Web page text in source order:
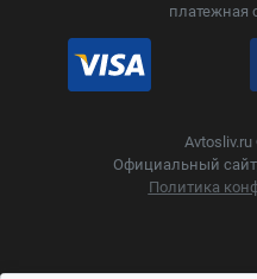
платежная
Официальный
Политика